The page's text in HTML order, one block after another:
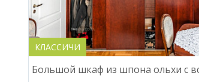
КЛАССИЧИ
Большой шкаф из шпона ольхи с